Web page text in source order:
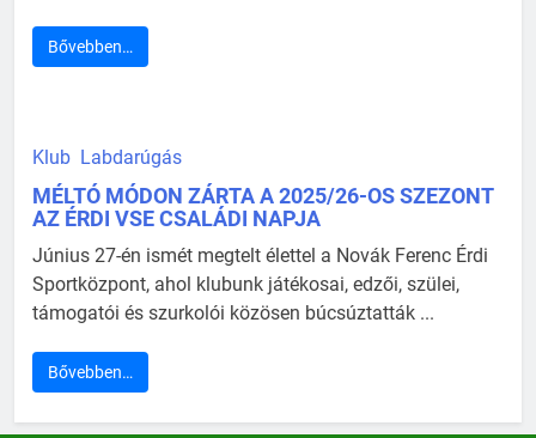
Bővebben…
Klub Labdarúgás
MÉLTÓ MÓDON ZÁRTA A 2025/26-OS SZEZONT
AZ ÉRDI VSE CSALÁDI NAPJA
Június 27-én ismét megtelt élettel a Novák Ferenc Érdi
Sportközpont, ahol klubunk játékosai, edzői, szülei,
támogatói és szurkolói közösen búcsúztatták ...
Bővebben…